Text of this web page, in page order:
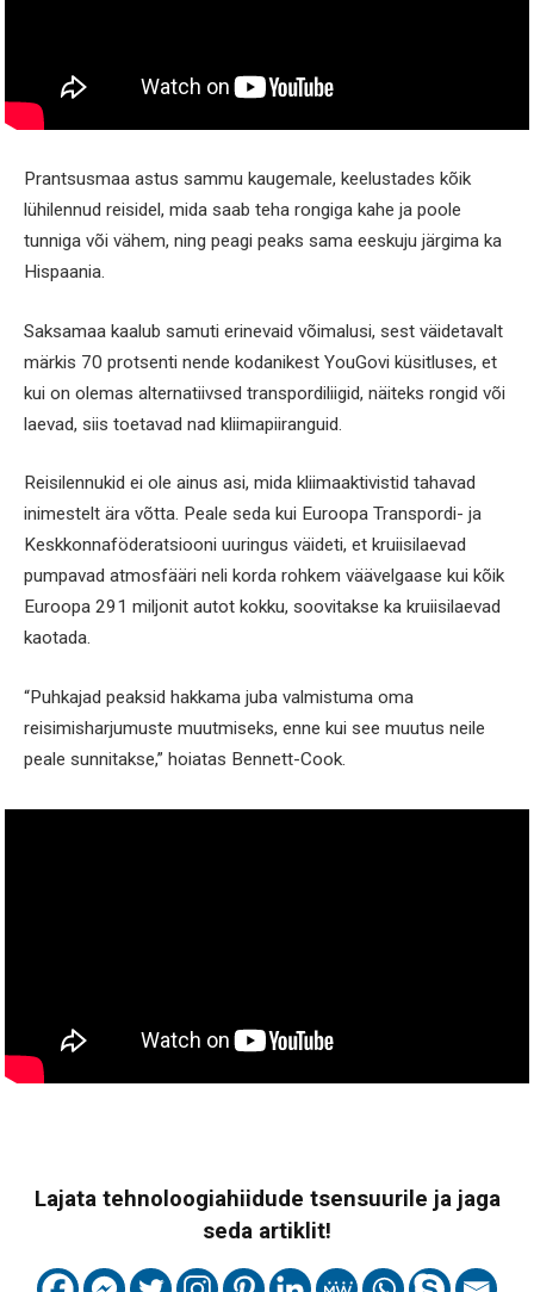
Prantsusmaa astus sammu kaugemale, keelustades kõik
lühilennud reisidel, mida saab teha rongiga kahe ja poole
tunniga või vähem, ning peagi peaks sama eeskuju järgima ka
Hispaania.
Saksamaa kaalub samuti erinevaid võimalusi, sest väidetavalt
märkis 70 protsenti nende kodanikest YouGovi küsitluses, et
kui on olemas alternatiivsed transpordiliigid, näiteks rongid või
laevad, siis toetavad nad kliimapiiranguid.
Reisilennukid ei ole ainus asi, mida kliimaaktivistid tahavad
inimestelt ära võtta. Peale seda kui Euroopa Transpordi- ja
Keskkonnaföderatsiooni uuringus väideti, et kruiisilaevad
pumpavad atmosfääri neli korda rohkem väävelgaase kui kõik
Euroopa 291 miljonit autot kokku, soovitakse ka kruiisilaevad
kaotada.
“Puhkajad peaksid hakkama juba valmistuma oma
reisimisharjumuste muutmiseks, enne kui see muutus neile
peale sunnitakse,” hoiatas Bennett-Cook.
Lajata tehnoloogiahiidude tsensuurile ja jaga
seda artiklit!